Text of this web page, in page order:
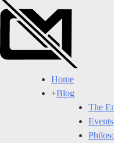
Skip
content
Home
+Blog
The
Events